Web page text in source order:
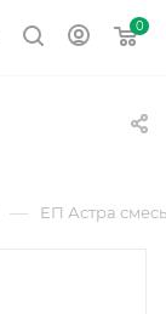
0
— ЕП Астра